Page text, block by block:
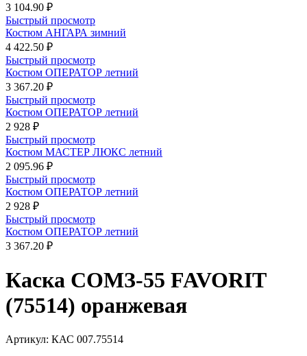
3 104.90 ₽
Быстрый просмотр
Костюм АНГАРА зимний
4 422.50 ₽
Быстрый просмотр
Костюм ОПЕРАТОР летний
3 367.20 ₽
Быстрый просмотр
Костюм ОПЕРАТОР летний
2 928 ₽
Быстрый просмотр
Костюм МАСТЕР ЛЮКС летний
2 095.96 ₽
Быстрый просмотр
Костюм ОПЕРАТОР летний
2 928 ₽
Быстрый просмотр
Костюм ОПЕРАТОР летний
3 367.20 ₽
Каска СОМЗ-55 FAVORIT
(75514) оранжевая
Артикул: КАС 007.75514